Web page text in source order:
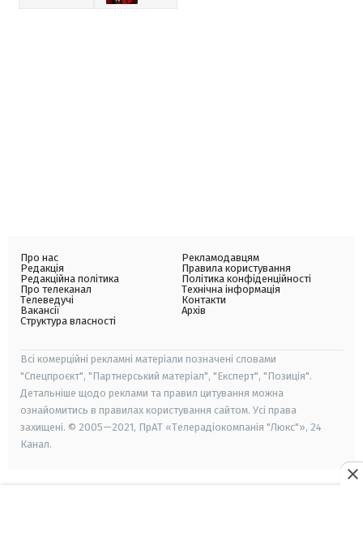
Про нас
Редакція
Редакційна політика
Про телеканал
Телеведучі
Вакансії
Структура власності
Рекламодавцям
Правила користування
Політика конфіденційності
Технічна інформація
Контакти
Архів
Всі комерційні рекламні матеріали позначені словами
"Спецпроєкт", "Партнерський матеріал", "Експерт", "Позиція".
Детальніше щодо реклами та правил цитування можна
ознайомитись в правилах користування сайтом. Усі права
захищені. © 2005—2021, ПрАТ «Телерадіокомпанія "Люкс"», 24
Канал.